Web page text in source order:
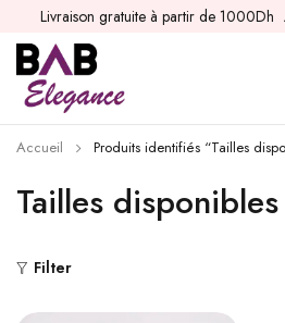
Livraison gratuite à partir de 1000Dh
Tailles
Accueil Produits identifiés “Tailles
Filter